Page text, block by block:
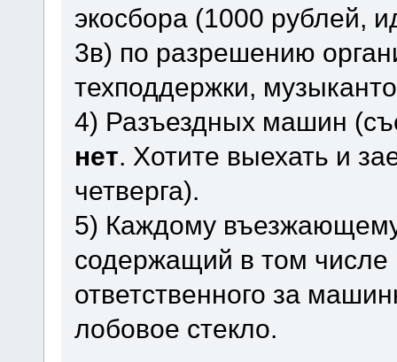
экосбора (1000 рублей,
3в) по разрешению
техподдержки,
4) Разъездных машин
нет. Хотите выехать и
четверга).
5) Каждому
содержащий в том
ответственного за
лобовое стекло.